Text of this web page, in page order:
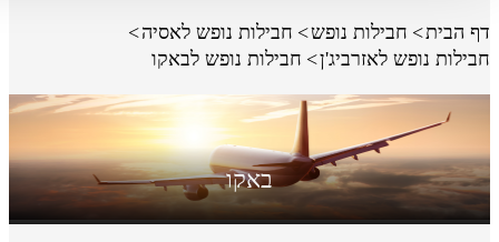
דף הבית חבילות נופש
חבילות נופש לאסיה
חבילות נופש לאזרביג'ן
חבילות נופש לבאקו
באקו